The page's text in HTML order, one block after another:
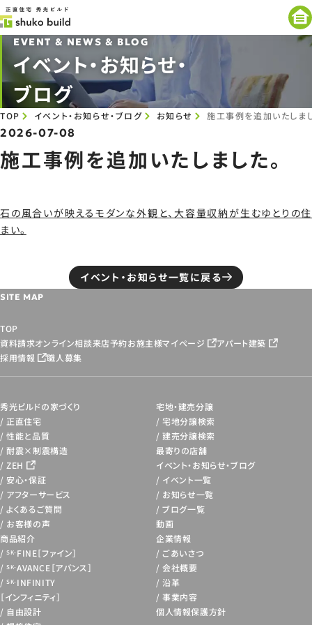
EVENT & NEWS & BLOG
イベント・お知らせ・
ブログ
TOP イベント・お知らせ・ブログ お知らせ 施工事例を追加いたしま
2026-07-08
施工事例を追加いたしました。
石の風合いが映えるモダンな外観と、大容量収納が生むゆとりの住
まい。
イベント・お知らせ一覧に戻る
SITE MAP
TOP
資料請求オンライン相談来店予約お施主様マイページ
アパート建築
採用情報
職人募集
秀光ビルドの家づくり
正直住宅
性能と品質
耐震×制震構造
ZEH
安心・保証
アフターサービス
よくあるご質問
お客様の声
商品紹介
SK-FINE［ファイン］
SK-AVANCE［アバンス］
SK-INFINITY
［インフィニティ］
自由設計
宅地・建売分譲
宅地分譲検索
建売分譲検索
最寄りの店舗
イベント・お知らせ・ブログ
イベント一覧
お知らせ一覧
ブログ一覧
動画
企業情報
ごあいさつ
会社概要
沿革
事業内容
個人情報保護方針